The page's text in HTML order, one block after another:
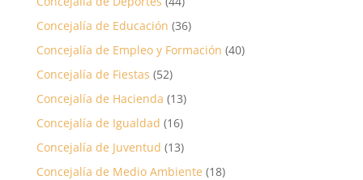
Concejalía de Educación (36)
Concejalía de Empleo y Formación (40)
Concejalía de Fiestas (52)
Concejalía de Hacienda (13)
Concejalía de Igualdad (16)
Concejalía de Juventud (13)
Concejalía de Medio Ambiente (18)